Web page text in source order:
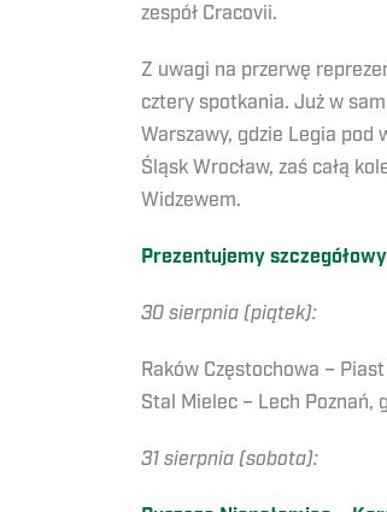
zespół Cracovii.
Z uwagi na przerwę
cztery spotkania. Już w
Warszawy, gdzie Legia pod
Śląsk Wrocław, zaś całą
Widzewem.
Prezentujemy
30 sierpnia (piątek):
Raków Częstochowa –
Stal Mielec – Lech Poznań,
31 sierpnia (sobota):